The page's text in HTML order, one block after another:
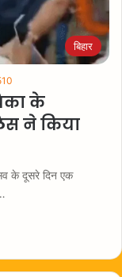
बिहार
के
ने किया
के दूसरे दिन एक